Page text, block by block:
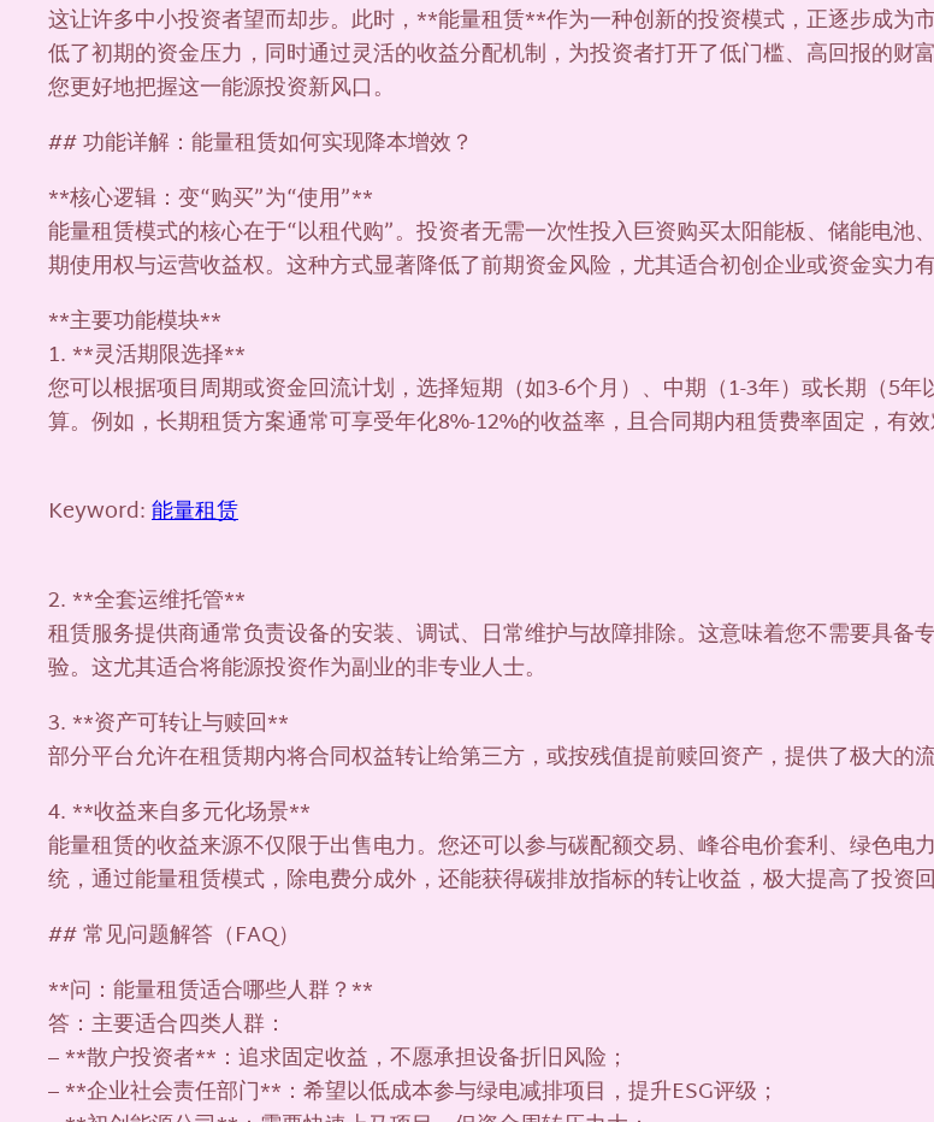
这让许多中小投资者望而却步。此时，**能量租赁**作为一种创新的投资模式，正逐步成为
低了初期的资金压力，同时通过灵活的收益分配机制，为投资者打开了低门槛、高回报的
您更好地把握这一能源投资新风口。
## 功能详解：能量租赁如何实现降本增效？
**核心逻辑：变“购买”为“使用”**
能量租赁模式的核心在于“以租代购”。投资者无需一次性投入巨资购买太阳能板、储能电
期使用权与运营收益权。这种方式显著降低了前期资金风险，尤其适合初创企业或资金实力
**主要功能模块**
1. **灵活期限选择**
您可以根据项目周期或资金回流计划，选择短期（如3-6个月）、中期（1-3年）或长期（5
算。例如，长期租赁方案通常可享受年化8%-12%的收益率，且合同期内租赁费率固定，有效
Keyword:能量租赁
2. **全套运维托管**
租赁服务提供商通常负责设备的安装、调试、日常维护与故障排除。这意味着您不需要具
验。这尤其适合将能源投资作为副业的非专业人士。
3. **资产可转让与赎回**
部分平台允许在租赁期内将合同权益转让给第三方，或按残值提前赎回资产，提供了极大的
4. **收益来自多元化场景**
能量租赁的收益来源不仅限于出售电力。您还可以参与碳配额交易、峰谷电价套利、绿色
统，通过能量租赁模式，除电费分成外，还能获得碳排放指标的转让收益，极大提高了投资回
## 常见问题解答（FAQ）
**问：能量租赁适合哪些人群？**
答：主要适合四类人群：
– **散户投资者**：追求固定收益，不愿承担设备折旧风险；
– **企业社会责任部门**：希望以低成本参与绿电减排项目，提升ESG评级；